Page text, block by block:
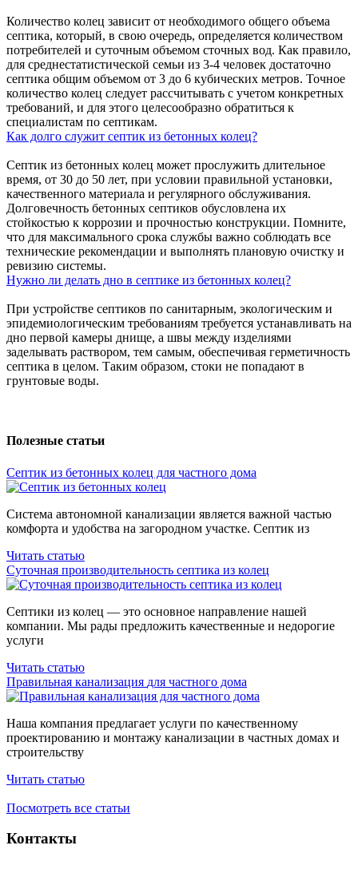
Количество колец зависит от необходимого общего объема
септика, который, в свою очередь, определяется количеством
потребителей и суточным объемом сточных вод. Как правило,
для среднестатистической семьи из 3-4 человек достаточно
септика общим объемом от 3 до 6 кубических метров. Точное
количество колец следует рассчитывать с учетом конкретных
требований, и для этого целесообразно обратиться к
специалистам по септикам.
Как долго служит септик из бетонных колец?
Септик из бетонных колец может прослужить длительное
время, от 30 до 50 лет, при условии правильной установки,
качественного материала и регулярного обслуживания.
Долговечность бетонных септиков обусловлена их
стойкостью к коррозии и прочностью конструкции. Помните,
что для максимального срока службы важно соблюдать все
технические рекомендации и выполнять плановую очистку и
ревизию системы.
Нужно ли делать дно в септике из бетонных колец?
При устройстве септиков по санитарным, экологическим и
эпидемиологическим требованиям требуется устанавливать на
дно первой камеры днище, а швы между изделиями
заделывать раствором, тем самым, обеспечивая герметичность
септика в целом. Таким образом, стоки не попадают в
грунтовые воды.
Полезные статьи
Септик из бетонных колец для частного дома
Система автономной канализации является важной частью
комфорта и удобства на загородном участке. Септик из
Читать статью
Суточная производительность септика из колец
Септики из колец — это основное направление нашей
компании. Мы рады предложить качественные и недорогие
услуги
Читать статью
Правильная канализация для частного дома
Наша компания предлагает услуги по качественному
проектированию и монтажу канализации в частных домах и
строительству
Читать статью
Посмотреть все статьи
Контакты